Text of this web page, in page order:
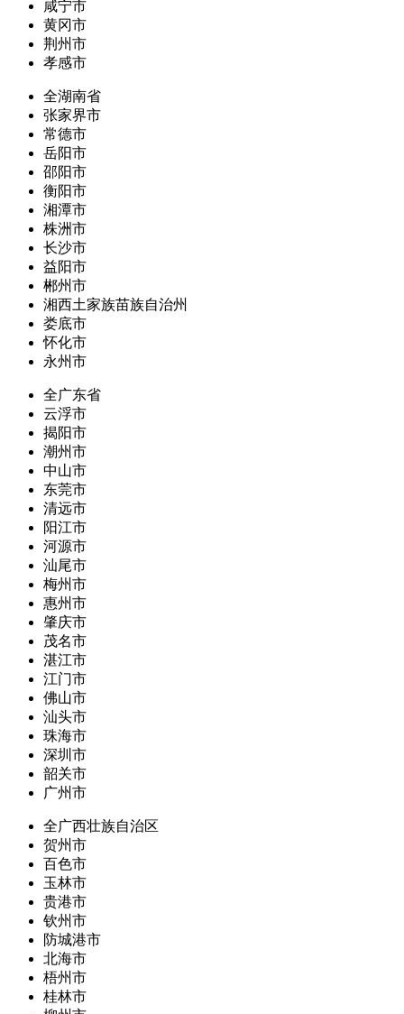
咸宁市
黄冈市
荆州市
孝感市
全湖南省
张家界市
常德市
岳阳市
邵阳市
衡阳市
湘潭市
株洲市
长沙市
益阳市
郴州市
湘西土家族苗族自治州
娄底市
怀化市
永州市
全广东省
云浮市
揭阳市
潮州市
中山市
东莞市
清远市
阳江市
河源市
汕尾市
梅州市
惠州市
肇庆市
茂名市
湛江市
江门市
佛山市
汕头市
珠海市
深圳市
韶关市
广州市
全广西壮族自治区
贺州市
百色市
玉林市
贵港市
钦州市
防城港市
北海市
梧州市
桂林市